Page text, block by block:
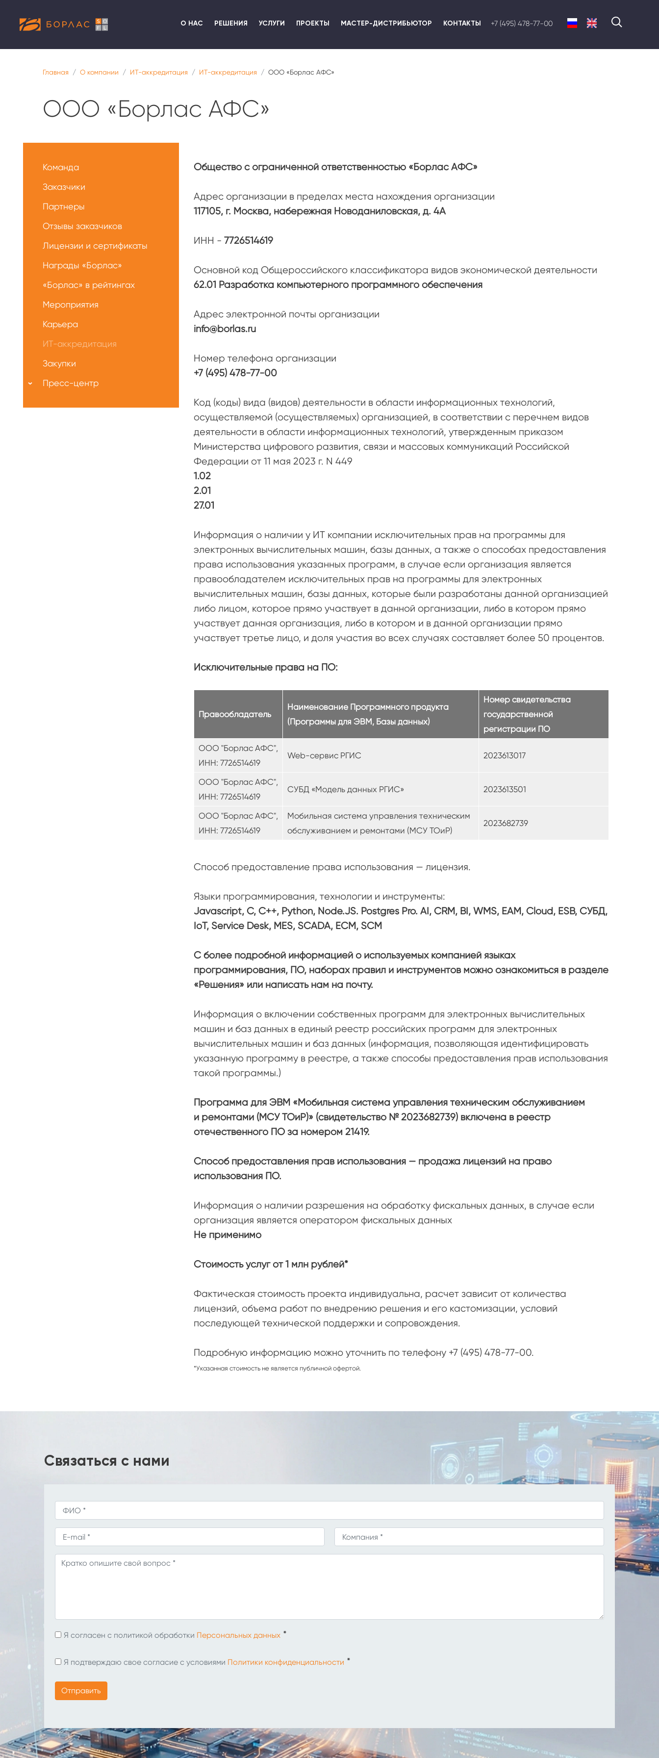
О НАС РЕШЕНИЯ УСЛУГИ ПРОЕКТЫ МАСТЕР-ДИСТРИБЬЮТОР КОНТАКТЫ +7 (495) 478-77-00
Главная О компании ИТ-аккредитация ИТ-аккредитация ООО «Борлас АФС»
ООО «Борлас АФС»
Общество с ограниченной ответственностью «Борлас АФС»
Адрес организации в пределах места нахождения организации
117105, г. Москва, набережная Новоданиловская, д. 4А
ИНН - 7726514619
Основной код Общероссийского классификатора видов экономической деятельности
62.01 Разработка компьютерного программного обеспечения
Адрес электронной почты организации
info@borlas.ru
Номер телефона организации
+7 (495) 478-77-00
Код (коды) вида (видов) деятельности в области информационных технологий,
осуществляемой (осуществляемых) организацией, в соответствии с перечнем видов
деятельности в области информационных технологий, утвержденным приказом
Министерства цифрового развития, связи и массовых коммуникаций Российской
Федерации от 11 мая 2023 г. N 449
1.02
2.01
27.01
Информация о наличии у ИТ компании исключительных прав на программы для
электронных вычислительных машин, базы данных, а также о способах предоставления
права использования указанных программ, в случае если организация является
правообладателем исключительных прав на программы для электронных
вычислительных машин, базы данных, которые были разработаны данной организацией
либо лицом, которое прямо участвует в данной организации, либо в котором прямо
участвует данная организация, либо в котором и в данной организации прямо
участвует третье лицо, и доля участия во всех случаях составляет более 50 процентов.
Исключительные права на ПО:
Правообладатель
Наименование Программного продукта
(Программы для ЭВМ, Базы данных)
Номер свидетельства
государственной
регистрации ПО
ООО "Борлас АФС",
ИНН: 7726514619
Web-сервис РГИС 2023613017
ООО "Борлас АФС",
ИНН: 7726514619
СУБД «Модель данных РГИС» 2023613501
ООО "Борлас АФС",
ИНН: 7726514619
Мобильная система управления техническим
обслуживанием и ремонтами (МСУ ТОиР)
2023682739
Способ предоставление права использования — лицензия.
Языки программирования, технологии и инструменты:
Javascript, C, C++, Python, Node.JS. Postgres Pro. AI, CRM, BI, WMS, EAM, Cloud, ESB, СУБД,
IoT, Service Desk, MES, SCADA, ECM, SCM
С более подробной информацией о используемых компанией языках
программирования, ПО, наборах правил и инструментов можно ознакомиться в разделе
«Решения» или написать нам на почту.
Информация о включении собственных программ для электронных вычислительных
машин и баз данных в единый реестр российских программ для электронных
вычислительных машин и баз данных (информация, позволяющая идентифицировать
указанную программу в реестре, а также способы предоставления прав использования
такой программы.)
Программа для ЭВМ «Мобильная система управления техническим обслуживанием
и ремонтами (МСУ ТОиР)» (свидетельство № 2023682739) включена в реестр
отечественного ПО за номером 21419.
Способ предоставления прав использования — продажа лицензий на право
использования ПО.
Информация о наличии разрешения на обработку фискальных данных, в случае если
организация является оператором фискальных данных
Не применимо
Стоимость услуг от 1 млн рублей*
Фактическая стоимость проекта индивидуальна, расчет зависит от количества
лицензий, объема работ по внедрению решения и его кастомизации, условий
последующей технической поддержки и сопровождения.
Подробную информацию можно уточнить по телефону +7 (495) 478-77-00.
*Указанная стоимость не является публичной офертой.
Команда
Заказчики
Партнеры
Отзывы заказчиков
Лицензии и сертификаты
Награды «Борлас»
«Борлас» в рейтингах
Мероприятия
Карьера
ИТ-аккредитация
Закупки
Пресс-центр
Связаться с нами
Я согласен с политикой обработки Персональных данных *
Я подтверждаю свое согласие с условиями Политики конфиденциальности *
Отправить